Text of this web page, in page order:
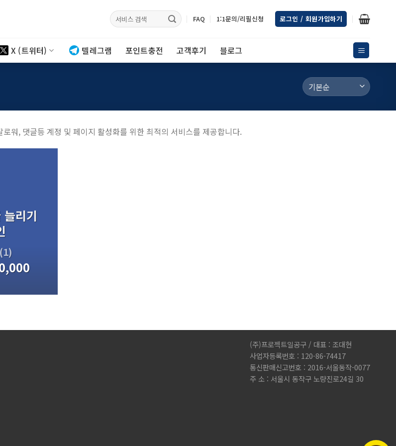
검색: FAQ 1:1문의/리필신청 로그인 / 회원가입하기
X (트위터) 텔레그램 포인트충전 고객후기 블로그
워, 댓글등 계정 및 페이지 활성화를 위한 최적의 서비스를 제공합니다.
리기
(1)
(주)프로젝트일공구 / 대표 : 조대현
사업자등록번호 : 120-86-74417
통신판매신고번호 : 2016-서울동작-0077
주 소 : 서울시 동작구 노량진로24길 30